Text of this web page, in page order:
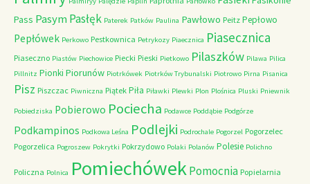
Pass PasymPasłęk Paterek Patków Paulina Pawłowo Peitz Pepłowo
Pepłówek Perkowo Pestkownica Petrykozy Piaecznica Piasecznica
Piaseczno Piastów Piechowice Piecki Pieski Pietkowo Pilaszków Pilawa Pilica
Pillnitz Pionki Piorunów Piotrkówek Piotrków Trybunalski Piotrowo Pirna Pisanica
Pisz Piszczac Piwniczna Piątek Piła Piławki Plewki Plon Plośnica Pluski Pniewnik
Pobiedziska Pobierowo Pociecha Podawce Poddąbie Podgórze
Podkampinos Podkowa Leśna Podlejki Podrochale Pogorzel Pogorzelec
Pogorzelica Pogroszew Pokrytki Pokrzydowo Polaki Polanów Polesie Polichno
Policzna Polnica PomiechówekPomocnia Popielarnia